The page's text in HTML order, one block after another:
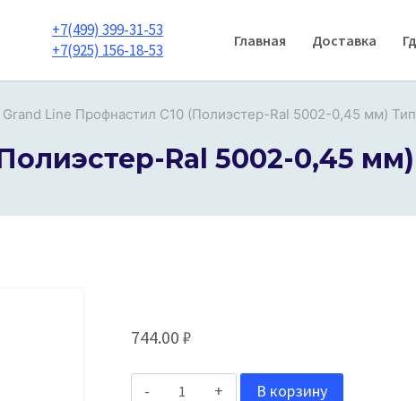
+7(499) 399-31-53
+7(925) 156-18-53
Главная Доставка
Grand Line Профнастил С10 (Полиэстер-Ral 5002-0,45 мм)
Ral 5002-0,45
744.00 ₽
Количество
В корзину